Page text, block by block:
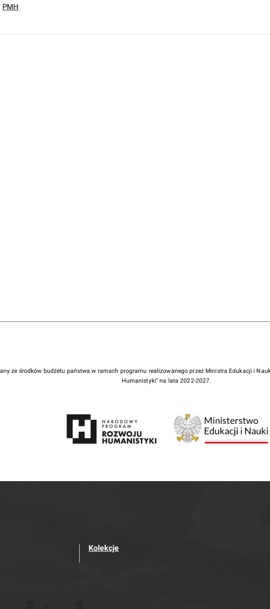
PMH
ze środków budżetu państwa w ramach programu realizowanego przez Ministra Edukacji i
Humanistyki” na lata 2022-2027.
Kolekcje